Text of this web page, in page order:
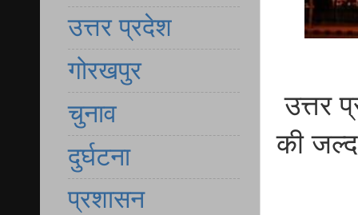
उत्तर
की
उत्तर प्रदेश
गोरखपुर
चुनाव
दुर्घटना
प्रशासन